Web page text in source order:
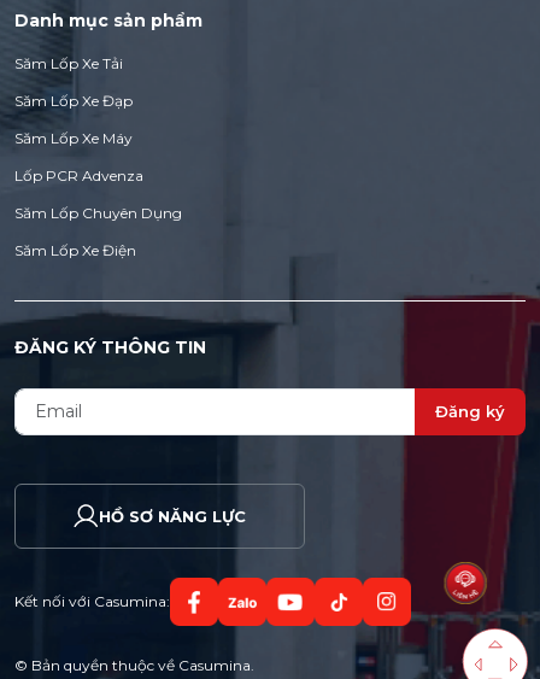
Danh mục sản phẩm
Săm Lốp Xe Tải
Săm Lốp Xe Đạp
Săm Lốp Xe Máy
Lốp PCR Advenza
Săm Lốp Chuyên Dụng
Săm Lốp Xe Điện
ĐĂNG KÝ THÔNG TIN
Đăng ký
HỒ SƠ NĂNG LỰC
Kết nối với Casumina:
© Bản quyền thuộc về Casumina.